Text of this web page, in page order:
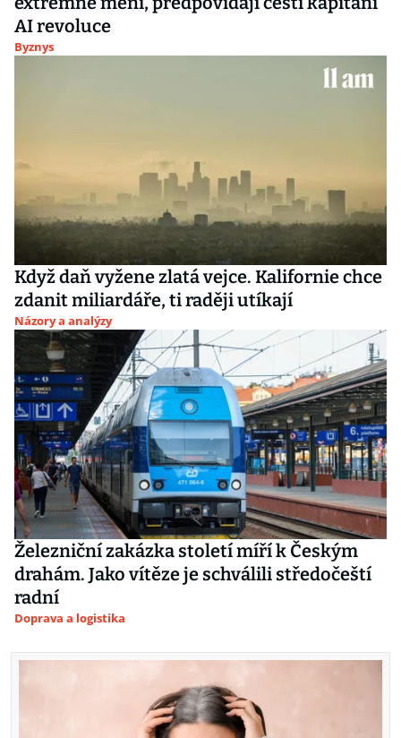
AI revoluce
Byznys
Když daň vyžene zlatá vejce. Kalifornie chce
zdanit miliardáře, ti raději utíkají
Názory a analýzy
Železniční zakázka století míří k Českým
drahám. Jako vítěze je schválili středočeští
radní
Doprava a logistika